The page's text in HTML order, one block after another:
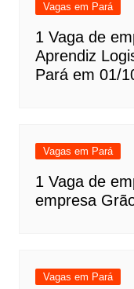
Vagas em Pará
1 Vaga de
Aprendiz
Pará em 01/
Vagas em Pará
1 Vaga de
empresa
Vagas em Pará